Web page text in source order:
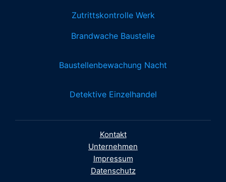
Zutrittskontrolle Werk
Brandwache Baustelle
Baustellenbewachung Nacht
Detektive Einzelhandel
Kontakt
Unternehmen
Impressum
Datenschutz